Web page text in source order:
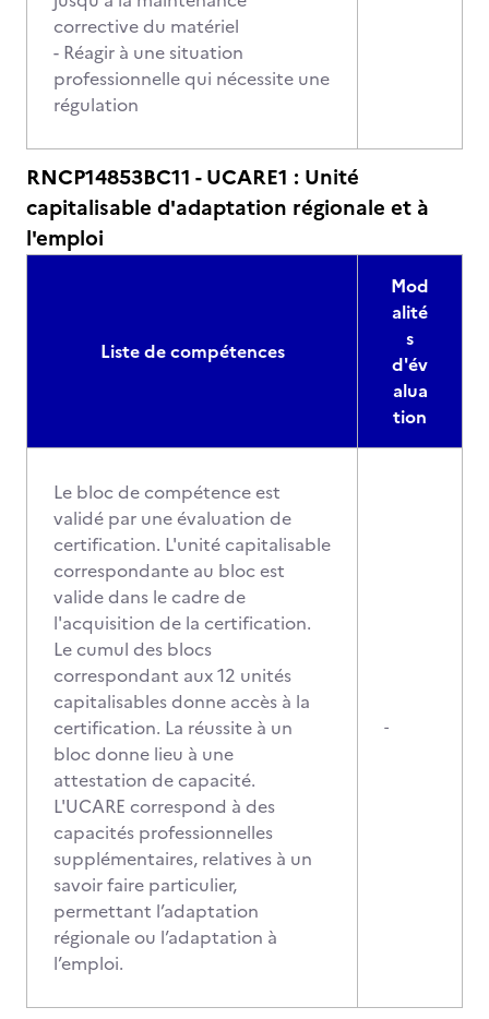
corrective du matériel
- Réagir à une situation
professionnelle qui nécessite une
régulation
RNCP14853BC11 - UCARE1 : Unité
capitalisable d'adaptation régionale et à
l'emploi
Liste de compétences
Mod
alité
s
d'év
alua
tion
Le bloc de compétence est
validé par une évaluation de
certification. L'unité capitalisable
correspondante au bloc est
valide dans le cadre de
l'acquisition de la certification.
Le cumul des blocs
correspondant aux 12 unités
capitalisables donne accès à la
certification. La réussite à un
bloc donne lieu à une
attestation de capacité.
L'UCARE correspond à des
capacités professionnelles
supplémentaires, relatives à un
savoir faire particulier,
permettant l’adaptation
régionale ou l’adaptation à
l’emploi.
-